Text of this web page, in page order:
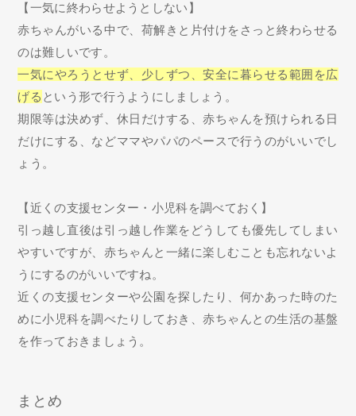
【一気に終わらせようとしない】
赤ちゃんがいる中で、荷解きと片付けをさっと終わらせる
のは難しいです。
一気にやろうとせず、少しずつ、安全に暮らせる範囲を広
げる という形で行うようにしましょう。
期限等は決めず、休日だけする、赤ちゃんを預けられる日
だけにする、などママやパパのペースで行うのがいいでし
ょう。
【近くの支援センター・小児科を調べておく】
引っ越し直後は引っ越し作業をどうしても優先してしまい
やすいですが、赤ちゃんと一緒に楽しむことも忘れないよ
うにするのがいいですね。
近くの支援センターや公園を探したり、何かあった時のた
めに小児科を調べたりしておき、赤ちゃんとの生活の基盤
を作っておきましょう。
まとめ